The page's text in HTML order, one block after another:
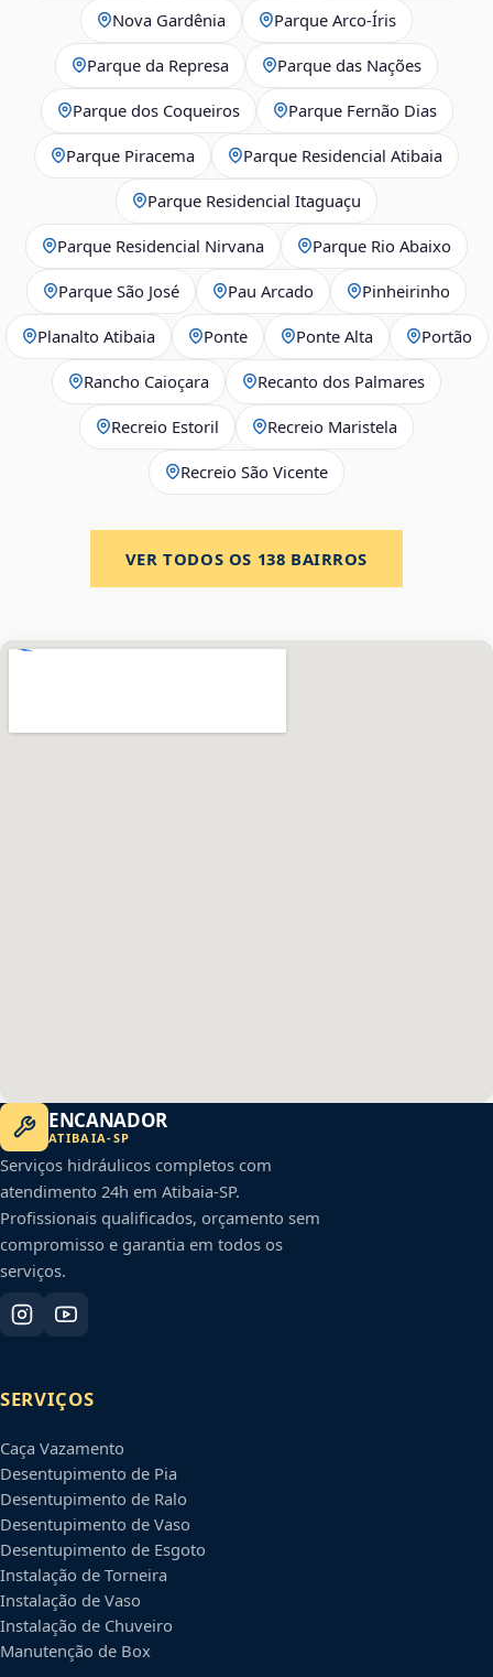
Nova Gardênia Parque Arco-Íris
Parque da Represa Parque das Nações
Parque dos Coqueiros Parque Fernão Dias
Parque Piracema Parque Residencial Atibaia
Parque Residencial Itaguaçu
Parque Residencial Nirvana Parque Rio Abaixo
Parque São José Pau Arcado Pinheirinho
Planalto Atibaia Ponte Ponte Alta Portão
Rancho Caioçara Recanto dos Palmares
Recreio Estoril Recreio Maristela
Recreio São Vicente
VER TODOS OS 138 BAIRROS
ENCANADOR
ATIBAIA-SP
Serviços hidráulicos completos com
atendimento 24h em Atibaia-SP.
Profissionais qualificados, orçamento sem
compromisso e garantia em todos os
serviços.
SERVIÇOS
Caça Vazamento
Desentupimento de Pia
Desentupimento de Ralo
Desentupimento de Vaso
Desentupimento de Esgoto
Instalação de Torneira
Instalação de Vaso
Instalação de Chuveiro
Manutenção de Box